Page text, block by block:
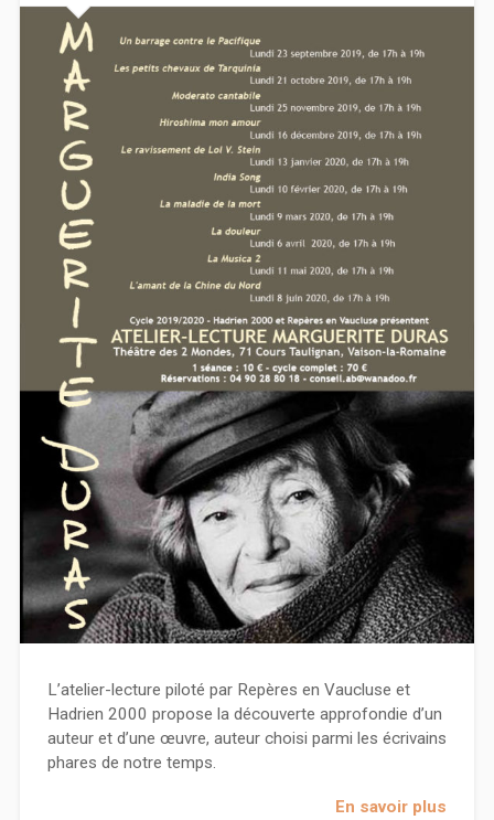
L’atelier-lecture piloté par Repères en Vaucluse et
Hadrien 2000 propose la découverte approfondie d’un
auteur et d’une œuvre, auteur choisi parmi les écrivains
phares de notre temps.
En savoir plus